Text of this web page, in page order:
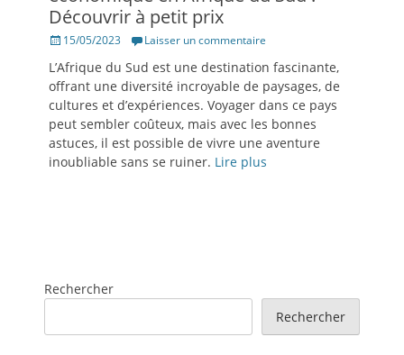
Découvrir à petit prix
Posté15/05/2023 Laisser un commentaire
L’Afrique du Sud est une destination fascinante,
offrant une diversité incroyable de paysages, de
cultures et d’expériences. Voyager dans ce pays
peut sembler coûteux, mais avec les bonnes
astuces, il est possible de vivre une aventure
inoubliable sans se ruiner. Lire plus
Rechercher
Rechercher